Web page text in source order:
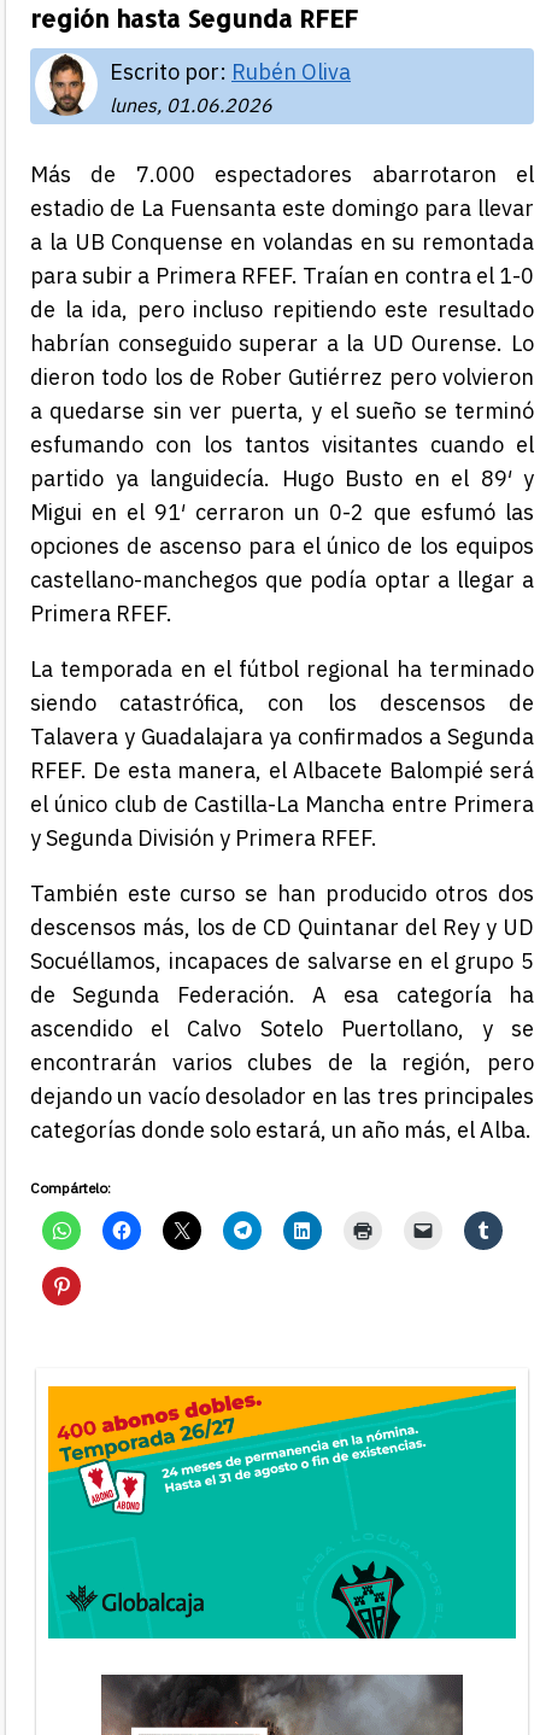
región hasta Segunda RFEF
Escrito por: Rubén Oliva
lunes, 01.06.2026
Más de 7.000 espectadores abarrotaron el
estadio de La Fuensanta este domingo para llevar
a la UB Conquense en volandas en su remontada
para subir a Primera RFEF. Traían en contra el 1-0
de la ida, pero incluso repitiendo este resultado
habrían conseguido superar a la UD Ourense. Lo
dieron todo los de Rober Gutiérrez pero volvieron
a quedarse sin ver puerta, y el sueño se terminó
esfumando con los tantos visitantes cuando el
partido ya languidecía. Hugo Busto en el 89′ y
Migui en el 91′ cerraron un 0-2 que esfumó las
opciones de ascenso para el único de los equipos
castellano-manchegos que podía optar a llegar a
Primera RFEF.
La temporada en el fútbol regional ha terminado
siendo catastrófica, con los descensos de
Talavera y Guadalajara ya confirmados a Segunda
RFEF. De esta manera, el Albacete Balompié será
el único club de Castilla-La Mancha entre Primera
y Segunda División y Primera RFEF.
También este curso se han producido otros dos
descensos más, los de CD Quintanar del Rey y UD
Socuéllamos, incapaces de salvarse en el grupo 5
de Segunda Federación. A esa categoría ha
ascendido el Calvo Sotelo Puertollano, y se
encontrarán varios clubes de la región, pero
dejando un vacío desolador en las tres principales
categorías donde solo estará, un año más, el Alba.
Compártelo: